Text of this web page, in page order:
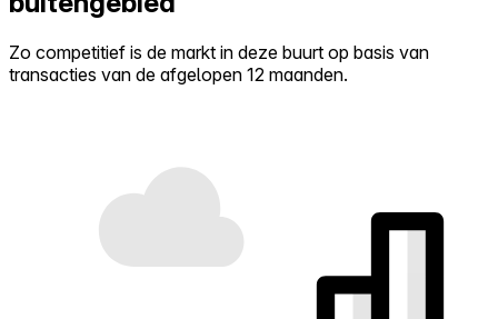
Zo competitief is de markt in deze buurt op basis van
transacties van de afgelopen 12 maanden.